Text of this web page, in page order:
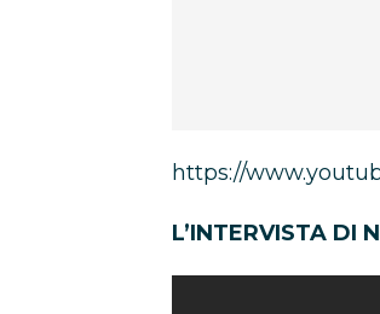
https://
L’INTERVISTA DI